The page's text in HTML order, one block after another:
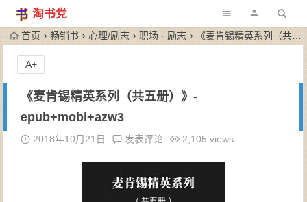
淘书党
首页 畅销书 心理/励志 职场 · 励志 《麦肯锡精英系列（共五册）》-epub+mobi+azw3
《麦肯锡精英系列（共五册）》-
epub+mobi+azw3
2018年10月21日 发表评论 2,105 views
A+